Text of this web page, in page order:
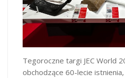
Tegoroczne targi JEC World
obchodzące 60-lecie istnienia,